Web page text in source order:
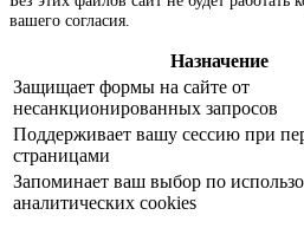
вашего согласия.
Назначение
Защищает формы на сайте от
несанкционированных запросов
Поддерживает вашу сессию при
страницами
Запоминает ваш выбор по
аналитических cookies